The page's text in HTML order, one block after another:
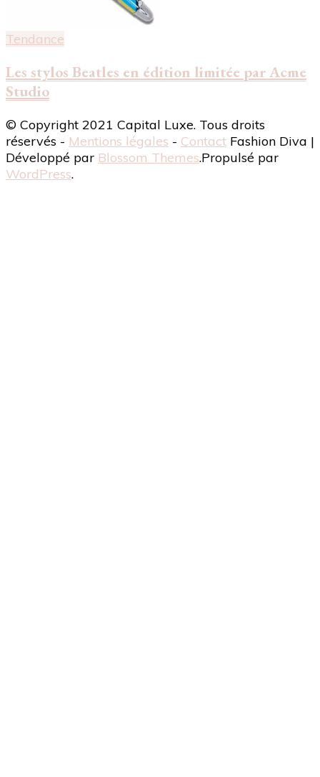
Tendance
Les stylos Beatles en édition limitée par Acme
Studio
© Copyright 2021 Capital Luxe. Tous droits
réservés - Mentions légales - Contact Fashion Diva |
Développé par Blossom Themes.Propulsé par
WordPress.